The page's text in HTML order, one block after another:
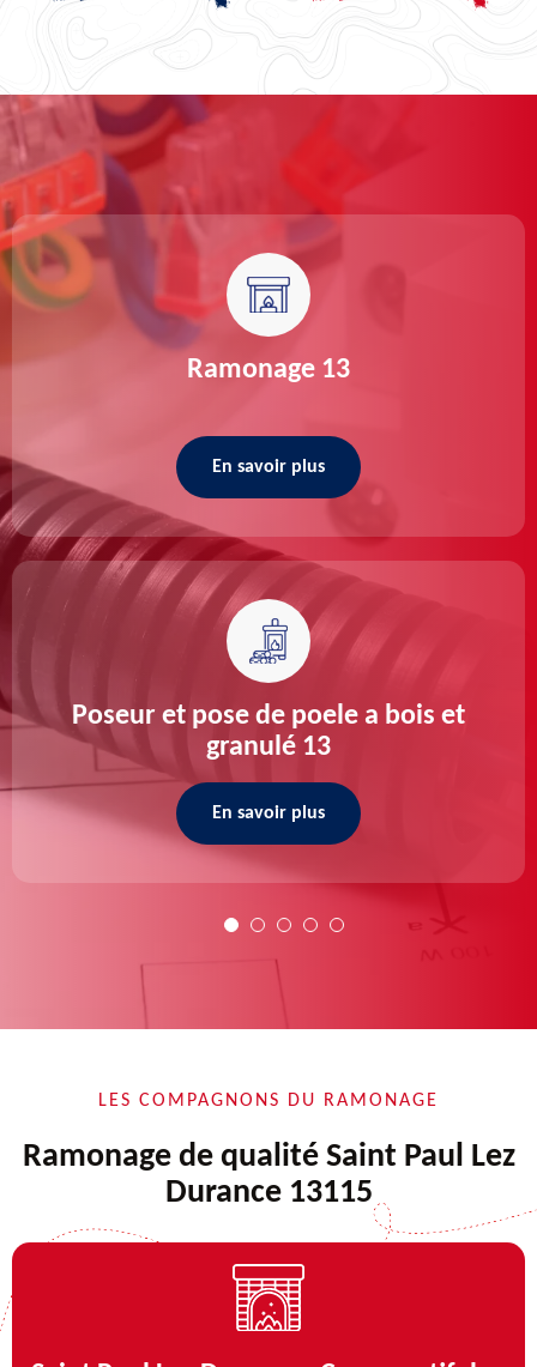
Ramonage 13
En savoir plus
Poseur et pose de poele a bois et
granulé 13
En savoir plus
LES COMPAGNONS DU RAMONAGE
Ramonage de qualité Saint Paul Lez
Durance 13115